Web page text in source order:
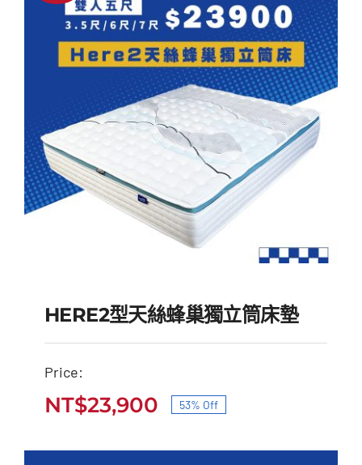
價
格：
NT$51,000。
價
格：
NT$23,900。
格：
NT$51,000。
格：
NT$23,900。
HERE2型天絲蜂巢獨立
HERE2型天絲蜂巢獨立筒床墊
Price:
原
始
NT$23,900
目
前
53% Off